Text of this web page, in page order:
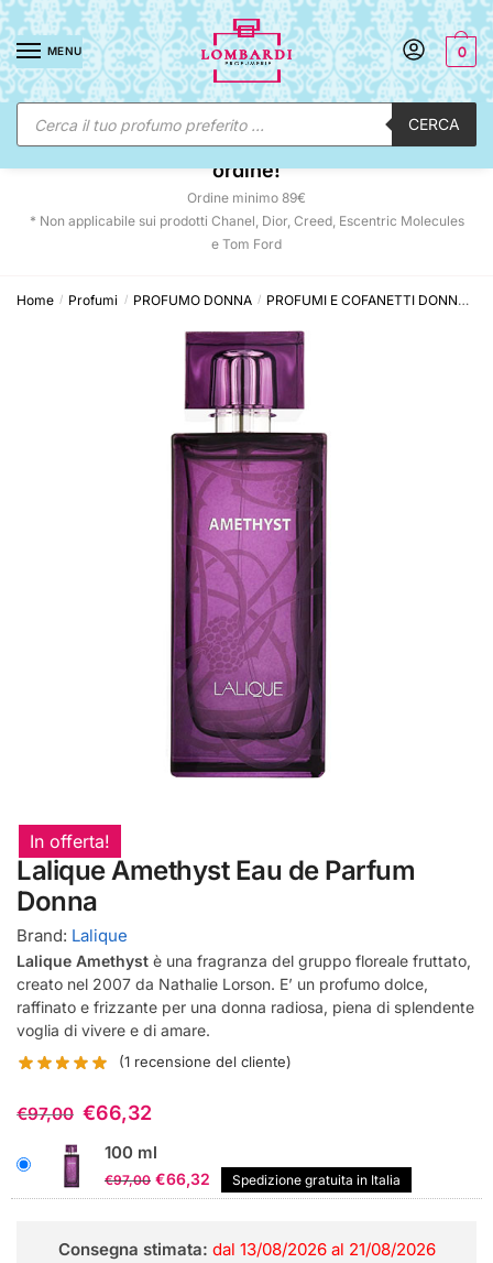
Skip
to
navigation
Skip
to
content
MENU
Ricerca
prodotti CERCA
0
☀️ SUNNY DAYS:-12% automatico sul tuo
ordine!
Ordine minimo 89€
* Non applicabile sui prodotti Chanel, Dior, Creed, Escentric Molecules
e Tom Ford
Home / Profumi / PROFUMO DONNA / PROFUMI E COFANETTI DONNA
In offerta!
Lalique Amethyst Eau de Parfum
Donna
Brand: Lalique
Lalique Amethyst è una fragranza del gruppo floreale fruttato,
creato nel 2007 da Nathalie Lorson. E’ un profumo dolce,
raffinato e frizzante per una donna radiosa, piena di splendente
voglia di vivere e di amare.
(1 recensione del cliente)
€97,00 €66,32
100 ml
€97,00 Il
prezzo
era:
€66,32
prezzo
è:
Spedizione gratuita in Italia
Consegna stimata: dal 13/08/2026 al 21/08/2026